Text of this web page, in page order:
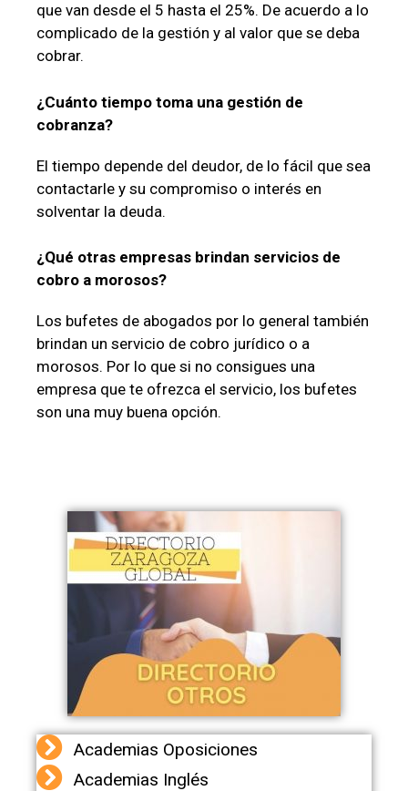
que van desde el 5 hasta el 25%. De acuerdo a lo
complicado de la gestión y al valor que se deba
cobrar.
¿Cuánto tiempo toma una gestión de
cobranza?
El tiempo depende del deudor, de lo fácil que sea
contactarle y su compromiso o interés en
solventar la deuda.
¿Qué otras empresas brindan servicios de
cobro a morosos?
Los bufetes de abogados por lo general también
brindan un servicio de cobro jurídico o a
morosos. Por lo que si no consigues una
empresa que te ofrezca el servicio, los bufetes
son una muy buena opción.
Academias Oposiciones
Academias Inglés